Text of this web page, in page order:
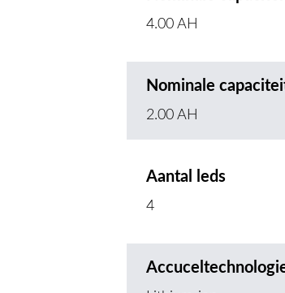
4.00 AH
Nominale
2.00 AH
Aantal leds
4